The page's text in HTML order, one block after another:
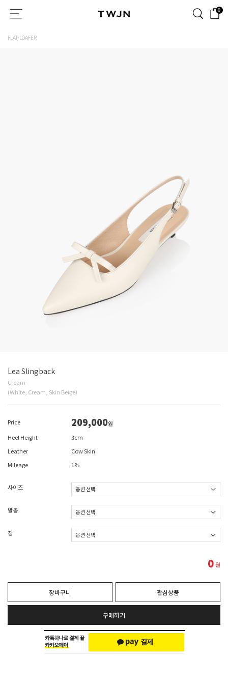
0
FLAT/LOAFER
Lea Slingback
Cream
(White, Cream, Skin Beige)
Price 209,000원
Heel Height
3cm
Leather
Cow Skin
Mileage
1%
사이즈
발볼
창
0원
장바구니 관심상품
구매하기